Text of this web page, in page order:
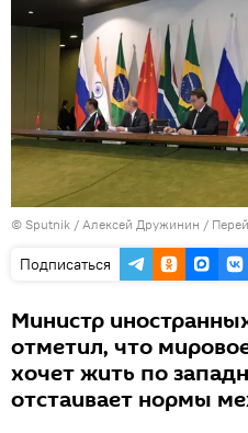
© Sputnik / Алексей Дружинин /
Подписаться
Министр
отметил, что
хочет жить по
отстаивает нормы